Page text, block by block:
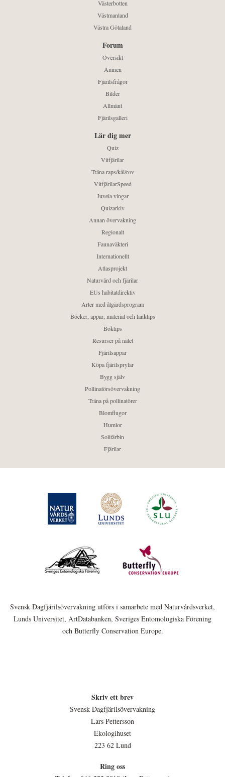
Västerbotten
Västmanland
Västra Götaland
Forum
Översikt
Ämnen
Fjärilsfrågor
Bilder
Allmänt
Fjärilsgalleri
Lär dig mer
Quiz
Vitfjärilar
Träna raps/kål/rov
VitfjärilarSpeed
Juvela vingar
Quizarkiv
Annan övervakning
Regionalt
Faunaväkteri
Internationellt
Atlasprojekt
Naturvård och fjärilar
EUs habitatdirektiv
Arter med åtgärdsprogram
Böcker, appar, material och länktips
Boktips
Resurser på nätet
Fjärilsappar
Köpa fjärilsprylar
Bygg själv
Pollinatörsövervakning
Träna på pollinatörer
Blomflugor
Humlor
Solitärbin
Fjärilar
Svensk Dagfjärilsövervakning utförs i samarbete med Naturvårdsverket,
Lunds Universitet, ArtDatabanken, Sveriges Entomologiska Förening
och Butterfly Conservation Europe.
Skriv ett brev
Svensk Dagfjärilsövervakning
Lars Pettersson
Ekologihuset
223 62 Lund
Ring oss